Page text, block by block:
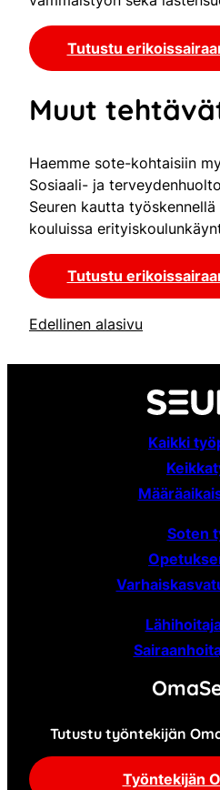
Tutustu
Muut
Haemme sote-kohtaisiin
Sosiaali- ja
Seuren kautta
kouluissa
Tutustu
Edellinen alasivu
Kaikki
Soten
Tutustu työntekijän
Työntekijän